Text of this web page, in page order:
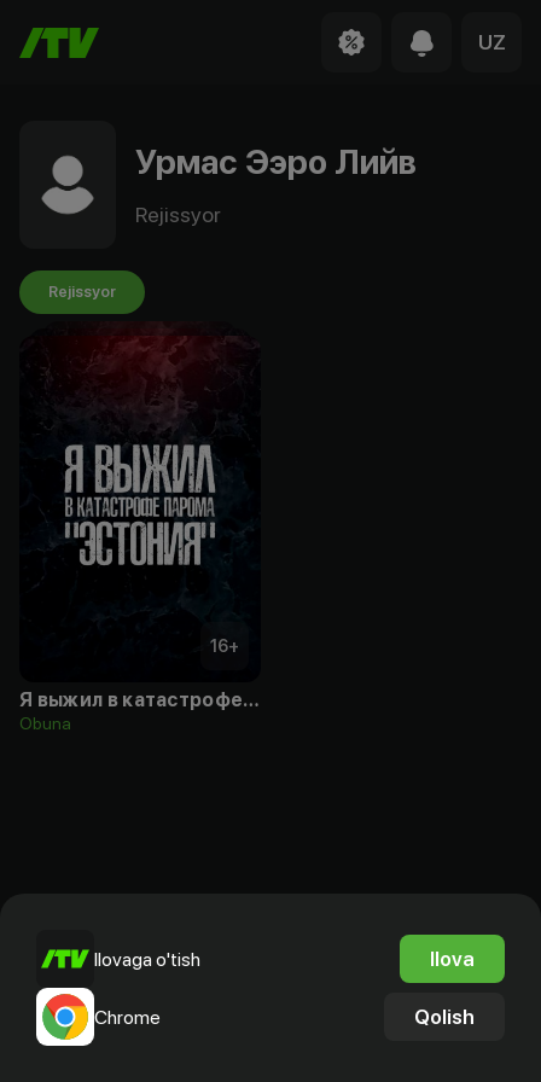
UZ
Урмас Ээро Лийв
Rejissyor
Rejissyor
16+
Я выжил в катастрофе парома "Эстония"
Obuna
Ilovaga o'tish Ilova
Chrome Qolish